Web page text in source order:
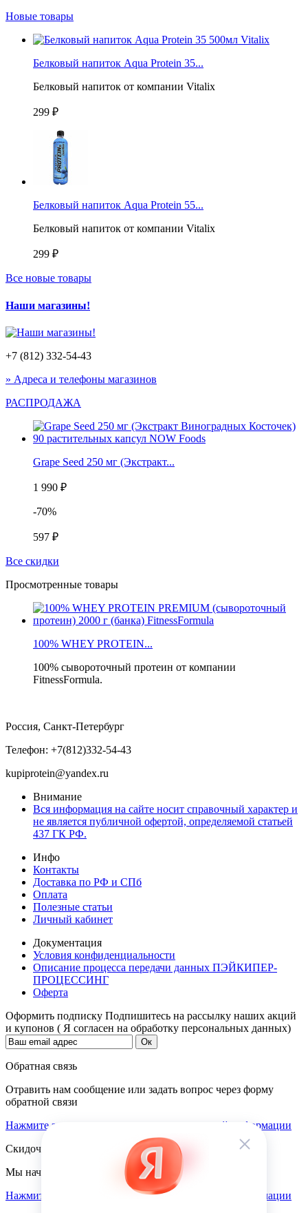
Новые товары
Белковый напиток Aqua Protein 35...
Белковый напиток от компании Vitalix
299 ₽
Белковый напиток Aqua Protein 55...
Белковый напиток от компании Vitalix
299 ₽
Все новые товары
Наши магазины!
+7 (812) 332-54-43
» Адреса и телефоны магазинов
РАСПРОДАЖА
Grape Seed 250 мг (Экстракт...
1 990 ₽
-70%
597 ₽
Все скидки
Просмотренные товары
100% WHEY PROTEIN...
100% сывороточный протеин от компании
FitnessFormula.
Россия, Санкт-Петербург
Телефон: +7(812)332-54-43
kupiprotein@yandex.ru
Внимание
Вся информация на сайте носит справочный характер и
не является публичной офертой, определяемой статьей
437 ГК РФ.
Инфо
Контакты
Доставка по РФ и СПб
Оплата
Полезные статьи
Личный кабинет
Документация
Условия конфиденциальности
Описание процесса передачи данных ПЭЙКИПЕР-
ПРОЦЕССИНГ
Оферта
Оформить подписку Подпишитесь на рассылку наших акций
и купонов ( Я согласен на обработку персональных данных)
Обратная связь
Отравить нам сообщение или задать вопрос через форму
обратной связи
Нажмите здесь для получения дополнительной информации
Скидочная система
Мы начисляем кэшбэк с покупок
Нажмите здесь для получения дополнительной информации